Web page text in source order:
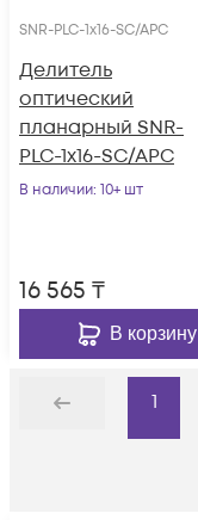
SNR-PLC-1x16-SC/APC
Делитель
оптический
планарный SNR-
PLC-1x16-SC/APC
В наличии: 10+ шт
16 565 ₸
В корзину
Назад
1